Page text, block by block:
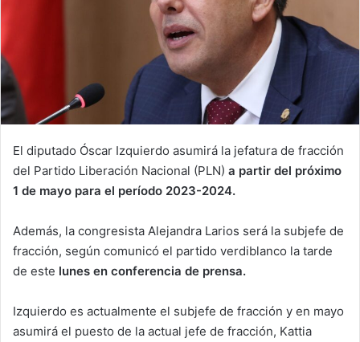
El diputado Óscar Izquierdo asumirá la jefatura de fracción
del Partido Liberación Nacional (PLN) a partir del próximo
1 de mayo para el período 2023-2024.
Además, la congresista Alejandra Larios será la subjefe de
fracción, según comunicó el partido verdiblanco la tarde
de este lunes en conferencia de prensa.
Izquierdo es actualmente el subjefe de fracción y en mayo
asumirá el puesto de la actual jefe de fracción, Kattia